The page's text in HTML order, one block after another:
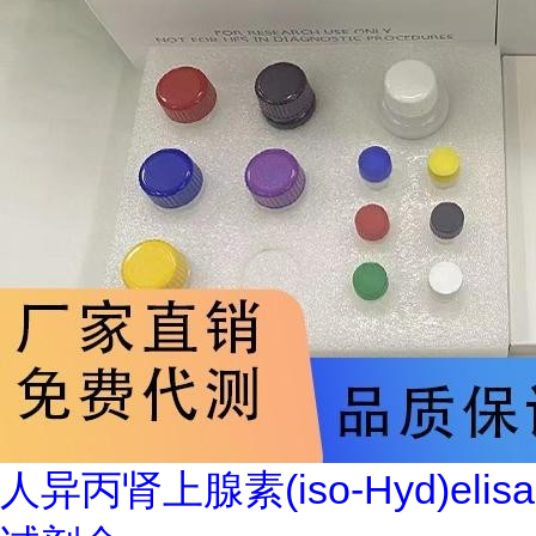
人异丙肾上腺素(iso-Hyd)elisa